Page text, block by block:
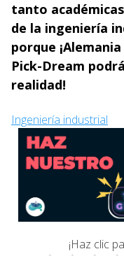
tanto
de la ingeniería
porque
Pick-Dream
realidad!
Ingeniería industrial
¡Haz clic